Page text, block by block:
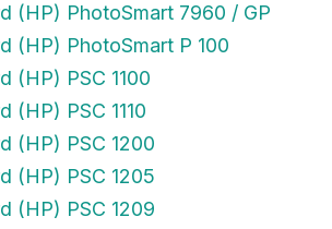
(HP) PhotoSmart 7960 / GP
(HP) PhotoSmart P 100
(HP) PSC 1100
(HP) PSC 1110
(HP) PSC 1200
(HP) PSC 1205
(HP) PSC 1209